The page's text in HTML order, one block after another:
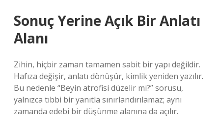
Sonuç Yerine Açık Bir Anlatı
Alanı
Zihin, hiçbir zaman tamamen sabit bir yapı değildir.
Hafıza değişir, anlatı dönüşür, kimlik yeniden yazılır.
Bu nedenle “Beyin atrofisi düzelir mi?” sorusu,
yalnızca tıbbi bir yanıtla sınırlandırılamaz; aynı
zamanda edebi bir düşünme alanına da açılır.